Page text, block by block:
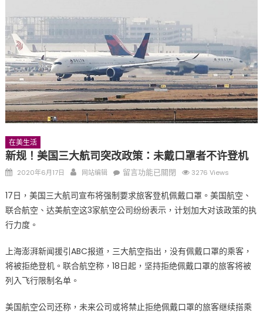
园“中华日三十周年特别报道（五）
筝声与琴韵交汇：刘励(Li Statler)与钢琴家Darek演绎一场古筝
与钢琴的精彩对话
在美生活
新规！美国三大航司突改政策：未戴口罩者不许登机
Posted
2020年6月17日 Author
网站编辑
在
规！
美
大
航
改
留言功能已關閉 3276 Views
17日，美国三大航司宣布将强制要求旅客登机佩戴口罩。美国航空、
联合航空、达美航空这3家航空公司纷纷表示，计划加大对该政策的执
行力度。
上海澎湃新闻援引ABC报道，三大航空指出，没有佩戴口罩的乘客，
将被拒绝登机。联合航空称，18日起，坚持拒绝佩戴口罩的旅客将被
列入飞行限制名单。
美国航空公司还称，未来公司或将禁止拒绝佩戴口罩的旅客继续搭乘